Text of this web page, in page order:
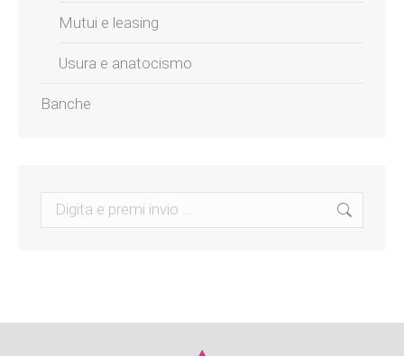
Mutui e leasing
Usura e anatocismo
Banche
Search: